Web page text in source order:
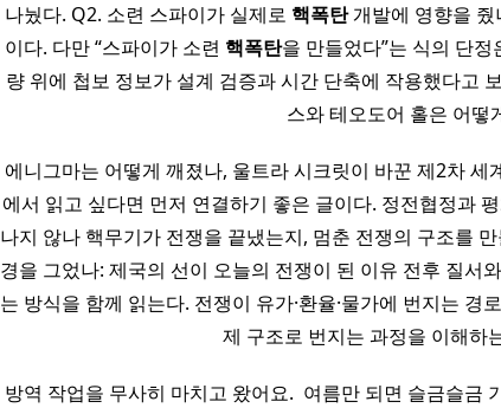
나눴다. Q2. 소련 스파이가 실제로 핵폭탄개발에 영향을 줬
이다. 다만 “스파이가 소련 핵폭탄을 만들었다”는 식의 단정
량 위에 첩보 정보가 설계 검증과 시간 단축에 작용했다고
스와 테오도어 홀은 어떻
에니그마는 어떻게 깨졌나, 울트라 시크릿이 바꾼 제2차 세
에서 읽고 싶다면 먼저 연결하기 좋은 글이다. 정전협정과
나지 않나 핵무기가 전쟁을 끝냈는지, 멈춘 전쟁의 구조를
경을 그었나: 제국의 선이 오늘의 전쟁이 된 이유 전후 질서
는 방식을 함께 읽는다. 전쟁이 유가·환율·물가에 번지는 경
제 구조로 번지는 과정을 이해하
방역 작업을 무사히 마치고 왔어요. ​ 여름만 되면 슬금슬금